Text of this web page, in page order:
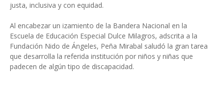
justa, inclusiva y con equidad.
Al encabezar un izamiento de la Bandera Nacional en la
Escuela de Educación Especial Dulce Milagros, adscrita a la
Fundación Nido de Ángeles, Peña Mirabal saludó la gran tarea
que desarrolla la referida institución por niños y niñas que
padecen de algún tipo de discapacidad.